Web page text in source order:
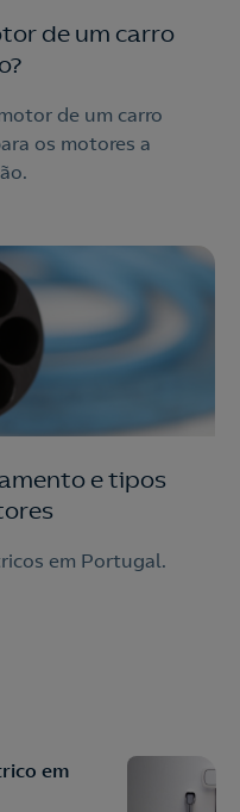
de um carro
de um carro
os motores a
e tipos
em Portugal.
em